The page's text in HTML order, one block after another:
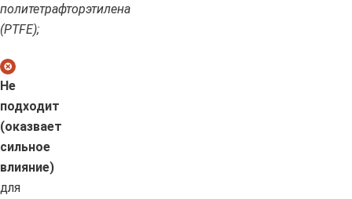
политетрафторэтилена
(PTFE);
Не
подходит
(оказвает
сильное
влияние)
для